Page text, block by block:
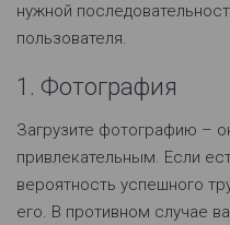
нужной
пользователя.
1. Фотография
Загрузите фотографию –
привлекательным. Если
вероятность успешного
его. В противном случае